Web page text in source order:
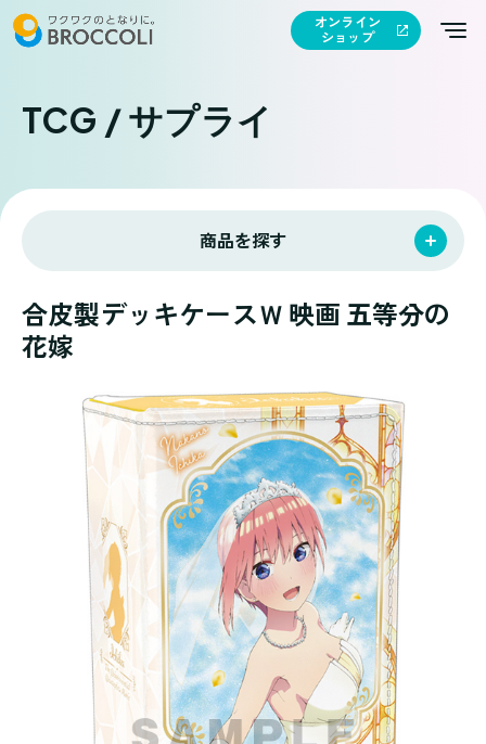
オンライン
ショップ
TCG / サプライ
商品を探す
合皮製デッキケースＷ 映画 五等分の
花嫁